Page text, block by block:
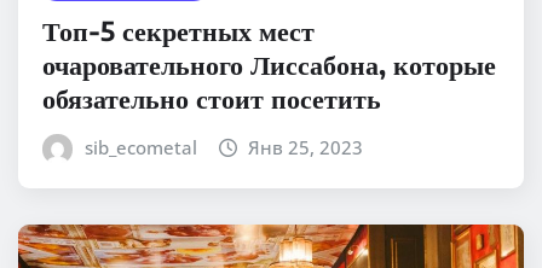
Топ-5 секретных мест
очаровательного Лиссабона, которые
обязательно стоит посетить
sib_ecometal Янв 25, 2023